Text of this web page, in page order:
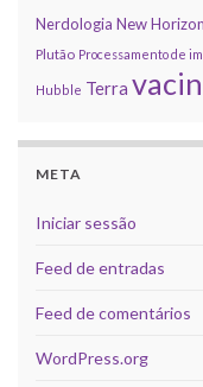
Nerdologia New
Plutão Processamento de
Hubble Terra
META
Iniciar sessão
Feed de entradas
Feed de comentários
WordPress.org